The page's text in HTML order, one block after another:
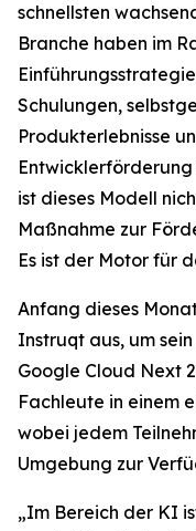
schnellsten
Branche haben im
Schulungen,
Produkterlebnisse
ist dieses Modell
Maßnahme zur
Es ist der Motor für
Anfang dieses
Instruqt aus, um
Google Cloud Next
Fachleute in einem
wobei jedem
Umgebung zur
„Im Bereich der KI